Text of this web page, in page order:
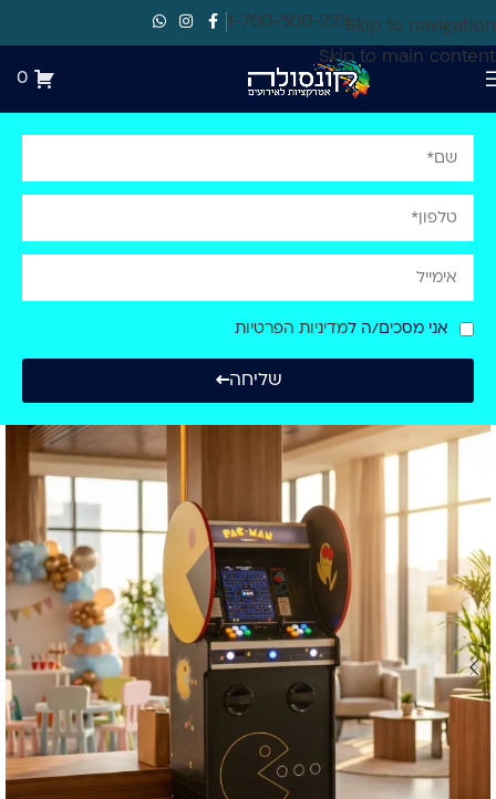
Skip to navigation
Skip to main content
1-700-500-223
0
אני מסכים/ה למדיניות הפרטיות
שליחה